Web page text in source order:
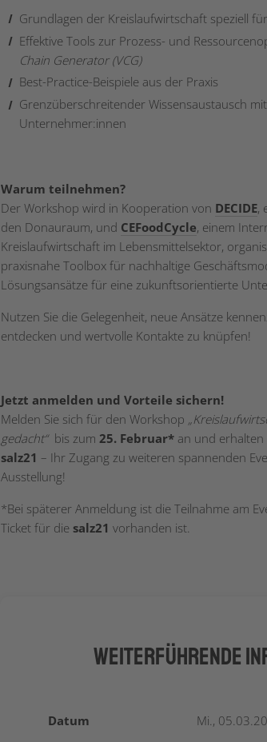
Grundlagen der Kreislaufwirtschaft speziell
Effektive Tools zur Prozess- und
Chain Generator (VCG)
Best-Practice-Beispiele aus der Praxis
Grenzüberschreitender Wissensaustausch
Unternehmer:innen
Warum teilnehmen?
Der Workshop wird in Kooperation von DECIDE,
den Donauraum, und CEFoodCycle, einem
Kreislaufwirtschaft im Lebensmittelsektor,
praxisnahe Toolbox für nachhaltige
Lösungsansätze für eine zukunftsorientierte
Nutzen Sie die Gelegenheit, neue Ansätze
entdecken und wertvolle Kontakte zu knüpfen!
Jetzt anmelden und Vorteile sichern!
Melden Sie sich für den Workshop
gedacht“bis zum 25. Februar* an und erhalten
salz21 – Ihr Zugang zu weiteren spannenden
Ausstellung!
*Bei späterer Anmeldung ist die Teilnahme am
Ticket für die salz21 vorhanden ist.
Weiterführende
Datum Mi.,